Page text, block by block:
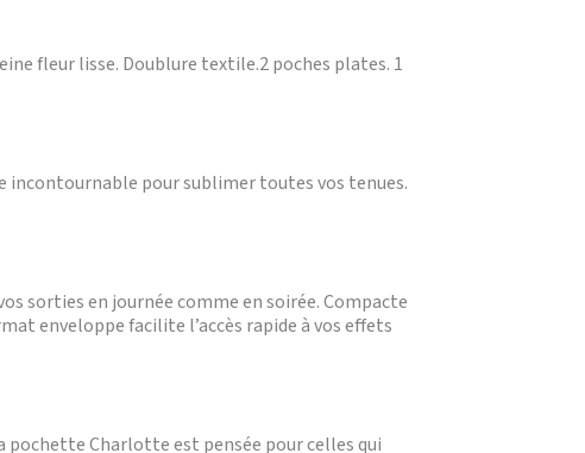
fleur lisse. Doublure textile.2 poches plates. 1
incontournable pour sublimer toutes vos tenues.
sorties en journée comme en soirée. Compacte
enveloppe facilite l’accès rapide à vos effets
Charlotte est pensée pour celles qui